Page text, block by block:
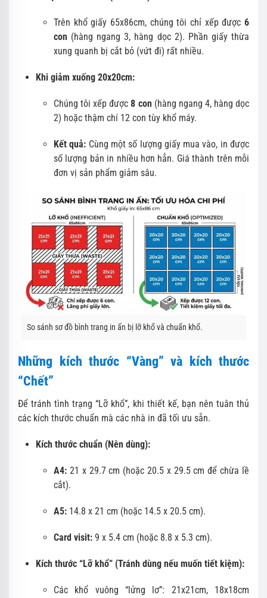
Trên khổ giấy 65x86cm, chúng tôi chỉ xếp được 6
con (hàng ngang 3, hàng dọc 2). Phần giấy thừa
xung quanh bị cắt bỏ (vứt đi) rất nhiều.
Khi giảm xuống 20x20cm:
Chúng tôi xếp được8 con (hàng ngang 4, hàng dọc
2) hoặc thậm chí 12 con tùy khổ máy.
Kết quả: Cùng một số lượng giấy mua vào, in được
số lượng bản in nhiều hơn hẳn. Giá thành trên mỗi
đơn vị sản phẩm giảm sâu.
So sánh sơ đồ bình trang in ấn bị lỡ khổ và chuẩn khổ.
Những kích thước “Vàng” và kích thước
“Chết”
Để tránh tình trạng “Lỡ khổ”, khi thiết kế, bạn nên tuân thủ
các kích thước chuẩn mà các nhà in đã tối ưu sẵn.
Kích thước chuẩn (Nên dùng):
A4: 21 x 29.7 cm (hoặc 20.5 x 29.5 cm để chừa lề
cắt).
A5: 14.8 x 21 cm (hoặc 14.5 x 20.5 cm).
Card visit: 9 x 5.4 cm (hoặc 8.8 x 5.3 cm).
Kích thước “Lỡ khổ” (Tránh dùng nếu muốn tiết kiệm):
Các khổ vuông “lửng lơ”: 21x21cm, 18x18cm